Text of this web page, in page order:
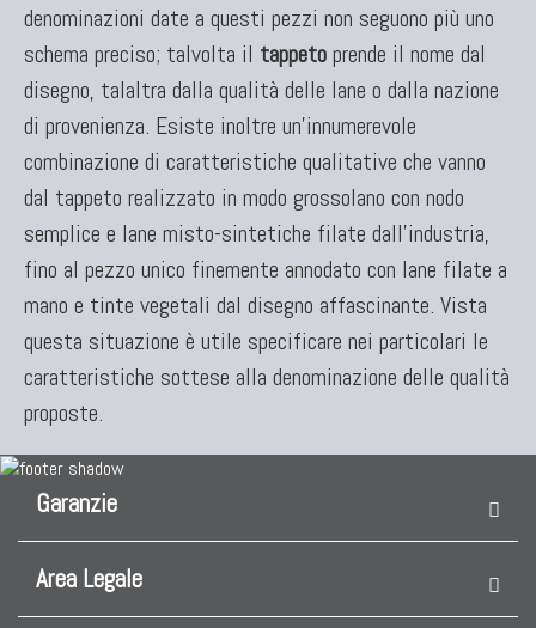
denominazioni date a questi pezzi non seguono più uno
schema preciso; talvolta il tappetoprende il nome dal
disegno, talaltra dalla qualità delle lane o dalla nazione
di provenienza. Esiste inoltre un'innumerevole
combinazione di caratteristiche qualitative che vanno
dal tappeto realizzato in modo grossolano con nodo
semplice e lane misto-sintetiche filate dall'industria,
fino al pezzo unico finemente annodato con lane filate a
mano e tinte vegetali dal disegno affascinante. Vista
questa situazione è utile specificare nei particolari le
caratteristiche sottese alla denominazione delle qualità
proposte.
Garanzie
Area Legale